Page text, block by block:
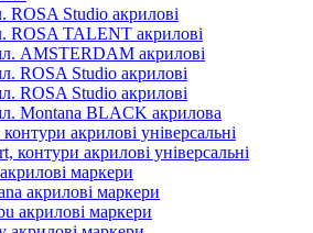
ROSA Studio акрилові
ROSA TALENT акрилові
AMSTERDAM акрилові
ROSA Studio акрилові
ROSA Studio акрилові
Montana BLACK акрилова
акрилові універсальні
контури акрилові універсальні
маркери
акрилові маркери
акрилові маркери